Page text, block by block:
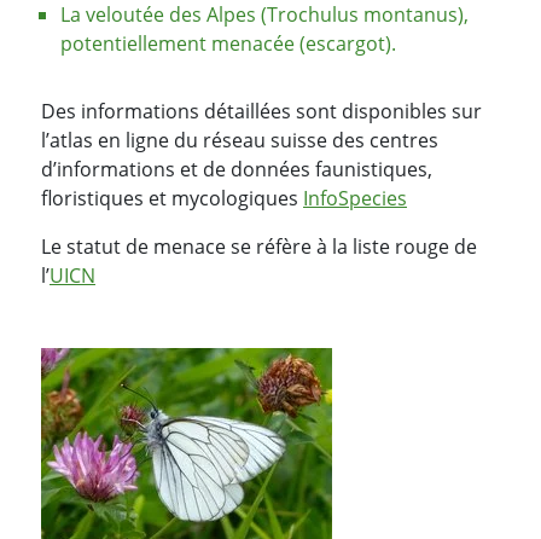
La veloutée des Alpes (Trochulus montanus),
potentiellement menacée (escargot).
Des informations détaillées sont disponibles sur
l’atlas en ligne du réseau suisse des centres
d’informations et de données faunistiques,
floristiques et mycologiques InfoSpecies
Le statut de menace se réfère à la liste rouge de
l’UICN